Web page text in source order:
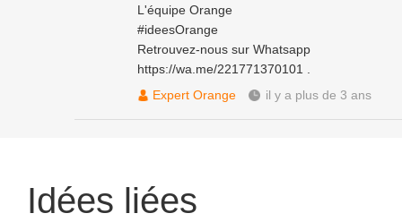
L'équipe Orange
#ideesOrange
Retrouvez-nous sur Whatsapp
https://wa.me/221771370101
Expert Orange
il y a plus de 3 ans
Idées liées